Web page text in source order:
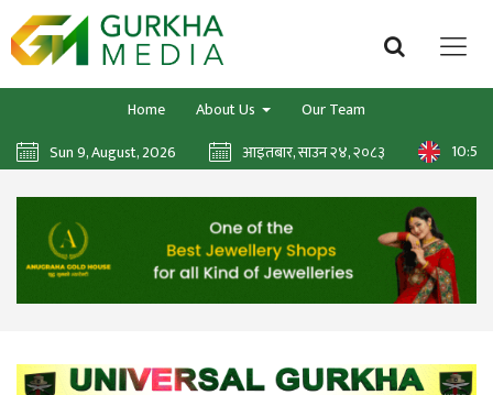
Home About Us
Our Team
Sun 9, August, 2026
आइतबार, साउन २४, २०८३